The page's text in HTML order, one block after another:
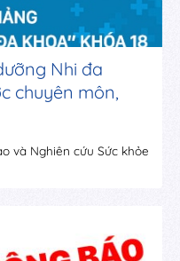
Nhi đa
chuyên môn,
và Nghiên cứu Sức khỏe